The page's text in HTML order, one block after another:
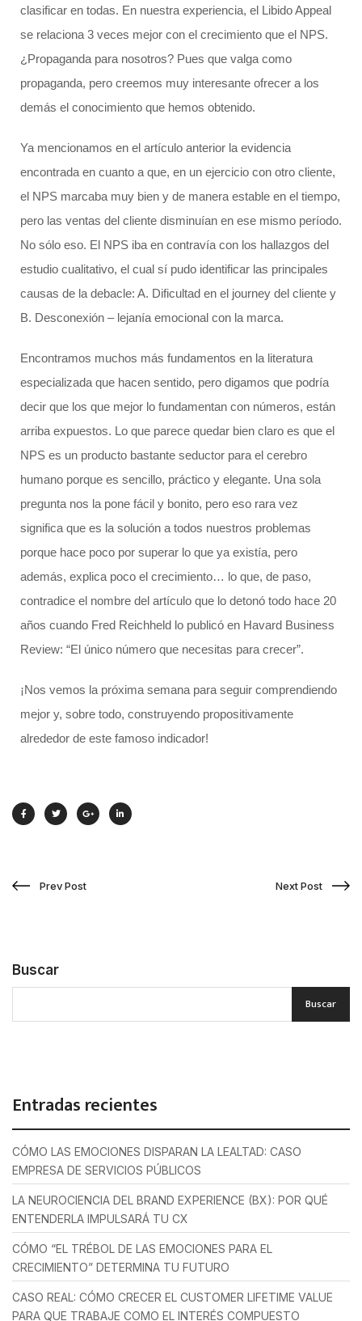
clasificar en todas. En nuestra experiencia, el Libido Appeal
se relaciona 3 veces mejor con el crecimiento que el NPS.
¿Propaganda para nosotros? Pues que valga como
propaganda, pero creemos muy interesante ofrecer a los
demás el conocimiento que hemos obtenido.
Ya mencionamos en el artículo anterior la evidencia
encontrada en cuanto a que, en un ejercicio con otro cliente,
el NPS marcaba muy bien y de manera estable en el tiempo,
pero las ventas del cliente disminuían en ese mismo período.
No sólo eso. El NPS iba en contravía con los hallazgos del
estudio cualitativo, el cual sí pudo identificar las principales
causas de la debacle: A. Dificultad en el journey del cliente y
B. Desconexión – lejanía emocional con la marca.
Encontramos muchos más fundamentos en la literatura
especializada que hacen sentido, pero digamos que podría
decir que los que mejor lo fundamentan con números, están
arriba expuestos. Lo que parece quedar bien claro es que el
NPS es un producto bastante seductor para el cerebro
humano porque es sencillo, práctico y elegante. Una sola
pregunta nos la pone fácil y bonito, pero eso rara vez
significa que es la solución a todos nuestros problemas
porque hace poco por superar lo que ya existía, pero
además, explica poco el crecimiento… lo que, de paso,
contradice el nombre del artículo que lo detonó todo hace 20
años cuando Fred Reichheld lo publicó en Havard Business
Review: “El único número que necesitas para crecer”.
¡Nos vemos la próxima semana para seguir comprendiendo
mejor y, sobre todo, construyendo propositivamente
alrededor de este famoso indicador!
Prev Post Next Post
Buscar
Buscar
Entradas recientes
CÓMO LAS EMOCIONES DISPARAN LA LEALTAD: CASO
EMPRESA DE SERVICIOS PÚBLICOS
LA NEUROCIENCIA DEL BRAND EXPERIENCE (BX): POR QUÉ
ENTENDERLA IMPULSARÁ TU CX
CÓMO “EL TRÉBOL DE LAS EMOCIONES PARA EL
CRECIMIENTO” DETERMINA TU FUTURO
CASO REAL: CÓMO CRECER EL CUSTOMER LIFETIME VALUE
PARA QUE TRABAJE COMO EL INTERÉS COMPUESTO